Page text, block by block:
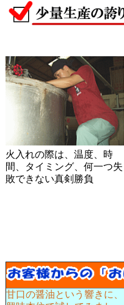
火入れの際は、温度、時
間、タイミング、何一つ失
敗できない真剣勝負
甘口の醤油という響きに、